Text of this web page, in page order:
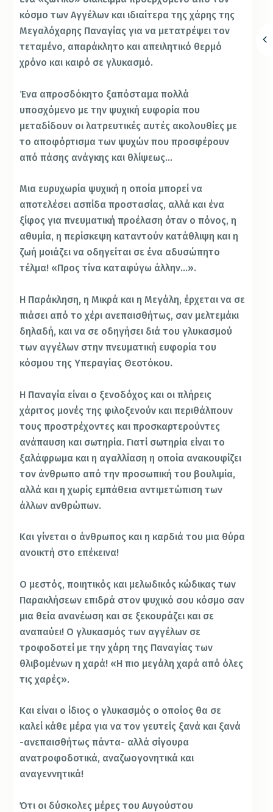
κόσμο των Αγγέλων και ιδιαίτερα της χάρης της
Μεγαλόχαρης Παναγίας για να μετατρέψει τον
τεταμένο, απαράκλητο και απειλητικό θερμό
χρόνο και καιρό σε γλυκασμό.
Ένα απροσδόκητο ξαπόσταμα πολλά
υποσχόμενο με την ψυχική ευφορία που
μεταδίδουν οι λατρευτικές αυτές ακολουθίες με
το αποφόρτισμα των ψυχών που προσφέρουν
από πάσης ανάγκης και θλίψεως…
Μια ευρυχωρία ψυχική η οποία μπορεί να
αποτελέσει ασπίδα προστασίας, αλλά και ένα
ξίφος για πνευματική προέλαση όταν ο πόνος, η
αθυμία, η περίσκεψη καταντούν κατάθλιψη και η
ζωή μοιάζει να οδηγείται σε ένα αδυσώπητο
τέλμα! «Προς τίνα καταφύγω άλλην…».
Η Παράκληση, η Μικρά και η Μεγάλη, έρχεται να σε
πιάσει από το χέρι ανεπαισθήτως, σαν μελτεμάκι
δηλαδή, και να σε οδηγήσει διά του γλυκασμού
των αγγέλων στην πνευματική ευφορία του
κόσμου της Υπεραγίας Θεοτόκου.
Η Παναγία είναι ο ξενοδόχος και οι πλήρεις
χάριτος μονές της φιλοξενούν και περιθάλπουν
τους προστρέχοντες και προσκαρτερούντες
ανάπαυση και σωτηρία. Γιατί σωτηρία είναι το
ξαλάφρωμα και η αγαλλίαση η οποία ανακουφίζει
τον άνθρωπο από την προσωπική του βουλιμία,
αλλά και η χωρίς εμπάθεια αντιμετώπιση των
άλλων ανθρώπων.
Και γίνεται ο άνθρωπος και η καρδιά του μια θύρα
ανοικτή στο επέκεινα!
Ο μεστός, ποιητικός και μελωδικός κώδικας των
Παρακλήσεων επιδρά στον ψυχικό σου κόσμο σαν
μια θεία ανανέωση και σε ξεκουράζει και σε
αναπαύει! Ο γλυκασμός των αγγέλων σε
τροφοδοτεί με την χάρη της Παναγίας των
θλιβομένων η χαρά! «Η πιο μεγάλη χαρά από όλες
τις χαρές».
Και είναι ο ίδιος ο γλυκασμός ο οποίος θα σε
καλεί κάθε μέρα για να τον γευτείς ξανά και ξανά
-ανεπαισθήτως πάντα- αλλά σίγουρα
ανατροφοδοτικά, αναζωογονητικά και
αναγεννητικά!
Ότι οι δύσκολες μέρες του Αυγούστου